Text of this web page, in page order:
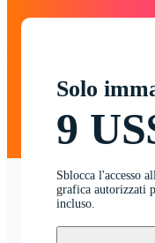
Solo
9
Sblocca l'accesso
grafica autorizzati
incluso.